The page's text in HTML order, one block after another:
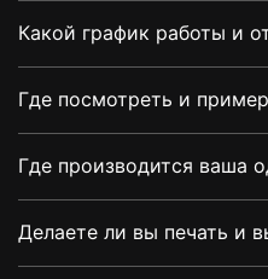
Какой график работы и
Где посмотреть и
Где производится ваша
Делаете ли вы печать и